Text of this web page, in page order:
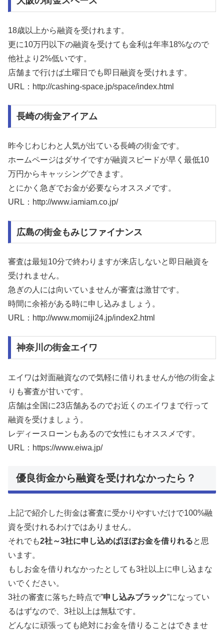
18歳以上から融資を受けれます。
更に10万円以下の融資を受けても金利は年率18%なので
他社より2%低いです。
店舗まで行けば土曜日でも即日融資を受けれます。
URL：http://cashing-space.jp/space/index.html
長崎の街金アイアム
昨今じわじわと人気が出ている長崎の街金です。
ホームページはダサイですが融資スピードが早く最低10
万円からキャッシングできます。
とにかく急ぎでお金が必要ならオススメです。
URL：http://www.iamiam.co.jp/
広島の街金もみじファイナンス
審査は最短10分で終わりますが来店しないと即日融資を
受けれません。
急ぎの人には向いていませんが審査は激甘です。
時間に余裕がある時に申し込みましょう。
URL：http://www.momiji24.jp/index2.html
神奈川の街金エイワ
エイワは対面融資なので気軽に借りれませんが他の街金よ
りも審査が甘いです。
店舗は全国に23店舗あるのでお近くのエイワまで行って
融資を受けましょう。
レディースローンもあるので女性にもオススメです。
URL：https://www.eiwa.jp/
優良街金から融資を受けれなかったら？
上記で紹介した街金は審査に受かりやすいだけで100%融
資を受けれるわけではありません。
それでも2社～3社に申し込めばほぼお金を借りれると思
います。
もしお金を借りれなかったとしても3社以上に申し込まな
いでください。
3社の審査に落ちた時点で”申し込みブラック”になってい
るはずなので、3社以上は無駄です。
どんなに頑張っても絶対にお金を借りることはできませ